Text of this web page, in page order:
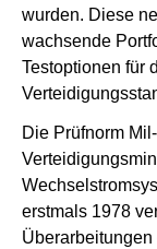
wurden. Diese
wachsende
Testoptionen für
Die Prüfnorm
erstmals 1978